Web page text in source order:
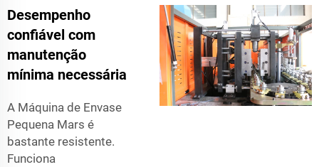
Desempenho
confiável com
manutenção
mínima necessária
A Máquina de Envase
Pequena Mars é
bastante resistente.
Funciona